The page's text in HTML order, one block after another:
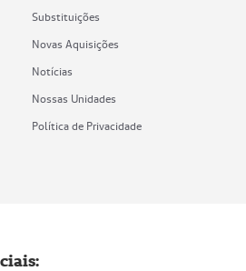
Substituições
Novas Aquisições
Notícias
Nossas Unidades
Política de Privacidade